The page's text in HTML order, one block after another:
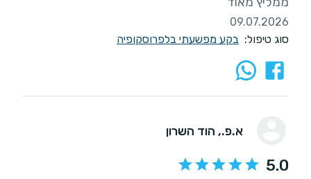
09.07.2026
סוג טיפול: בקע מפשעתי בלפרוסקופיה
א.פ., הוד השרון
5.0